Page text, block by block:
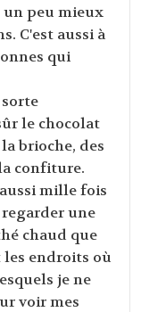
un peu mieux
C'est aussi à
qui
le chocolat
brioche, des
confiture.
mille fois
une
chaud que
les endroits où
je ne
voir mes